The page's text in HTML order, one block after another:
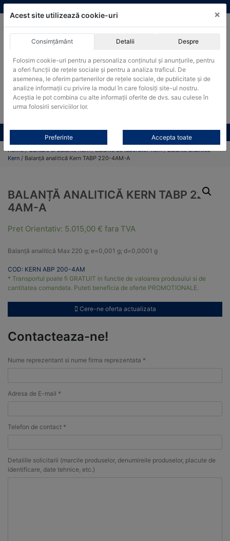
Skip
to
Produsele pot fi achizitionate si in sistemul SEAP / SICAP
Products
search
CAUTARE
Toate produsele CONTACT
Home/Cantare si balante Kern/Balante de laborator Kern/Balante analitice
Kern / Balanță analitică Kern TABP 220-4AM-A
BALANȚĂ ANALITICĂ KERN TABP 220-
4AM-A
Pret Orientativ: 5.015,00 € fara TVA
Balanță analitică Max 220 g; e=0,001 g; d=0,0001 g
COD: KERN ABP 200-4AM
* Transportul poate fi GRATUIT in functie de valoarea produsului si de
cantitatea comandata. Puteti beneficia de oferte PROMOTIONALE.
Cere-ne oferta actualizata
Contacteaza-ne!
Nume reprezentant si nume firma reprezentata *
Adresa de E-mail *
Telefon de contact *
Detaliile solicitarii (marcile produselor, denumireile produselor, placute de
identificare, date tehnice, etc.)
Acest site utilizează cookie-uri ×
Consimțământ Detalii Despre
Folosim cookie-uri pentru a personaliza conținutul și anunțurile, pentru
a oferi funcții de rețele sociale și pentru a analiza traficul. De
asemenea, le oferim partenerilor de rețele sociale, de publicitate și de
analize informații cu privire la modul în care folosiți site-ul nostru.
Aceștia le pot combina cu alte informații oferite de dvs. sau culese în
urma folosirii serviciilor lor.
Preferinte Accepta toate